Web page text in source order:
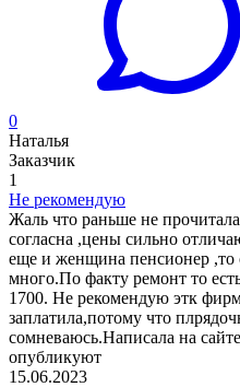
0
Наталья
Заказчик
1
Не рекомендую
Жаль что раньше не
согласна ,цены сильно
еще и женщина пенсионер ,то
много.По факту ремонт то
1700. Не рекомендую этк
заплатила,потому что
сомневаюсь.Написала на
опубликуют
15.06.2023